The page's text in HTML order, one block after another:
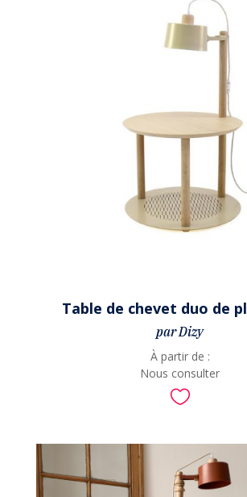
Table de chevet duo de
par Dizy
À partir de :
Nous consulter
